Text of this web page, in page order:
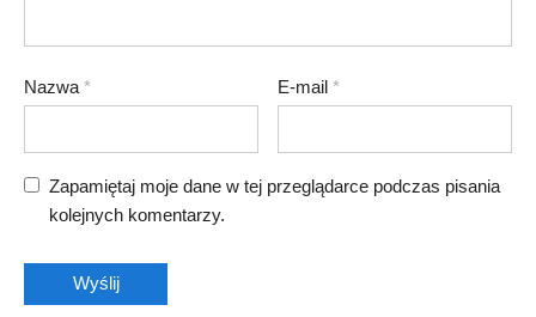
Nazwa * E-mail*
Zapamiętaj moje dane w tej przeglądarce podczas pisania
kolejnych komentarzy.